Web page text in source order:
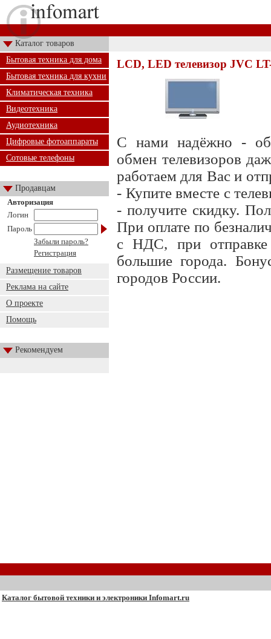
Каталог товаров
Бытовая техника для дома
Бытовая техника для кухни
Климатическая техника
Видеотехника
Аудиотехника
Цифровые фотоаппараты
Сотовые телефоны
Продавцам
Авторизация
Логин
Пароль
Забыли пароль?
Регистрация
Размещение товаров
Реклама на сайте
О проекте
Помощь
Рекомендуем
LCD, LED телевизор JVC
С нами надёжно -
обмен телевизоров
работаем для Вас и
- Купите вместе с
- получите скидку.
При оплате по
с НДС, при
большие города.
городов России.
Каталог бытовой техники и электроники Infomart.ru